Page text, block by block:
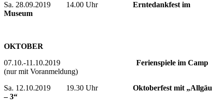
Sa. 28.09.2019 14.00 Uhr Erntedankfest im
Museum
OKTOBER
07.10.-11.10.2019 Ferienspiele im Camp
(nur mit Voranmeldung)
Sa. 12.10.2019 19.30 Uhr Oktoberfest mit „Allgäu
– 3“